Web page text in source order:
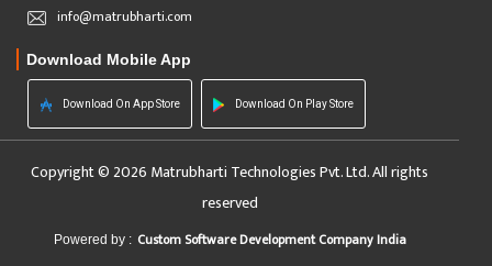
info@matrubharti.com
Download Mobile App
Download On App Store Download On Play Store
Copyright © 2026 Matrubharti Technologies Pvt. Ltd. All rights
reserved
Powered by : Custom Software Development Company India